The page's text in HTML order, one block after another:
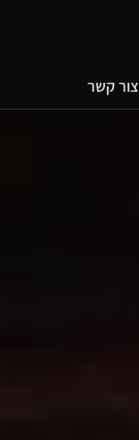
צור קשר